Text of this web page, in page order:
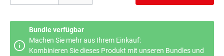
Bundle verfügbar
Machen Sie mehr aus Ihrem Einkauf:
Kombinieren Sie dieses Produkt mit unseren Bundles und